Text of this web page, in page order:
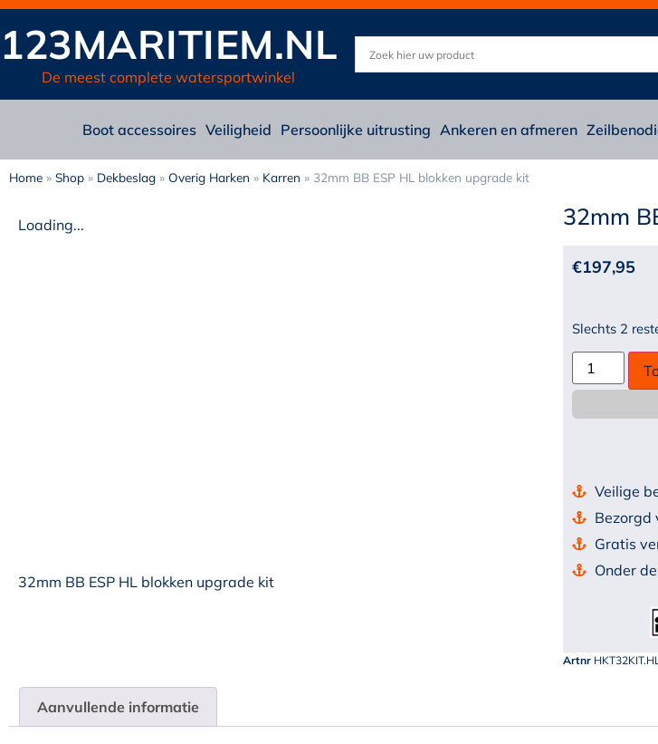
123MARITIEM.NL
De meest complete watersportwinkel
Boot accessoires Veiligheid Persoonlijke uitrusting Ankeren en afmeren
Home » Shop » Dekbeslag » Overig Harken » Karren » 32mm BB ESP HL blokken upgrade kit
Loading...
32mm BB ESP HL blokken upgrade kit
32mm
€197,95
Slechts 2
Veilige
Bezorgd
Gratis
Onder
Artnr
Aanvullende informatie